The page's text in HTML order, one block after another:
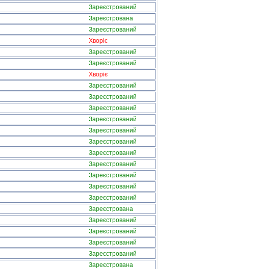
Зареєстрований
Зареєстрована
Зареєстрований
Хворіє
Зареєстрований
Зареєстрований
Хворіє
Зареєстрований
Зареєстрований
Зареєстрований
Зареєстрований
Зареєстрований
Зареєстрований
Зареєстрований
Зареєстрований
Зареєстрований
Зареєстрований
Зареєстрований
Зареєстрована
Зареєстрований
Зареєстрований
Зареєстрований
Зареєстрований
Зареєстрована